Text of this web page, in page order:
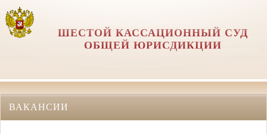
ШЕСТОЙ КАССАЦИОННЫЙ СУД
ОБЩЕЙ ЮРИСДИКЦИИ
ВАКАНСИИ